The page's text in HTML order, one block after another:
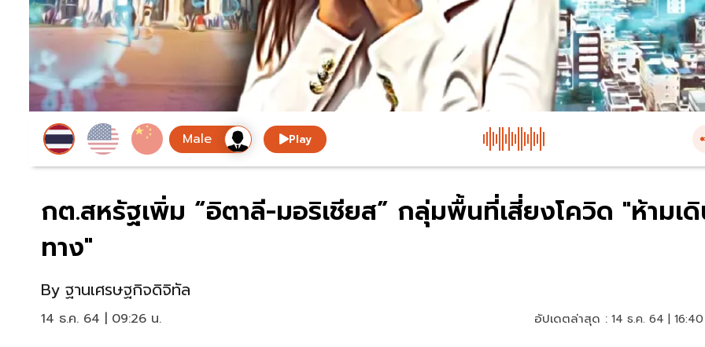
Play
กต.สหรัฐเพิ่ม “อิตาลี-มอริเชียส” กลุ่มพื้นที่เสี่ยงโควิด "ห้ามเ
ทาง"
By ฐานเศรษฐกิจดิจิทัล
14 ธ.ค. 64 | 09:26 น. อัปเดตล่าสุด : 14 ธ.ค. 64 |